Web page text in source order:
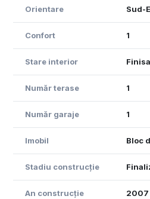
bine poziționată și perfect
de vedere.
vizionare, contactați-ne cu
Orientare Sud-
Confort 1
Stare interior
Număr terase 1
Număr garaje 1
Imobil Bloc
Stadiu construcție
An construcție 2007